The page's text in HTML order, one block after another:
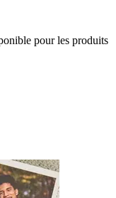
pour les produits